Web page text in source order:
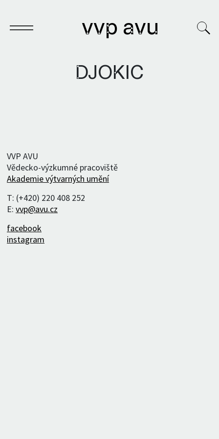
vvp avu
Archivy
VVP
DJOKIC
VVP AVU
Vědecko-výzkumné pracoviště
Akademie výtvarných umění
T: (+420) 220 408 252
E: vvp@avu.cz
facebook
instagram